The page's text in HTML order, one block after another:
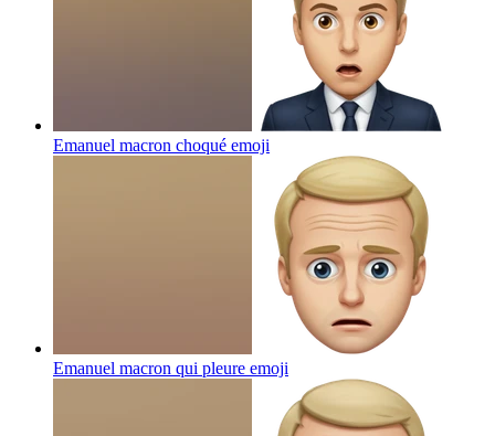
Emanuel macron choqué emoji
Emanuel macron qui pleure emoji